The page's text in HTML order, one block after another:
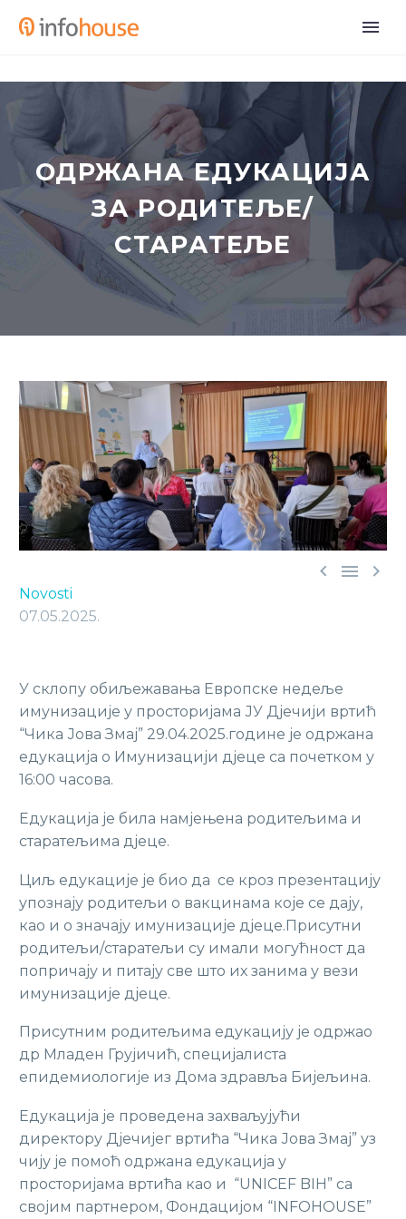
ОДРЖАНА ЕДУКАЦИЈА
ЗА РОДИТЕЉЕ/
СТАРАТЕЉЕ
  
Novosti
07.05.2025.
У склопу обиљежавања Европске недеље
имунизације у просторијама ЈУ Дјечији вртић
“Чика Јова Змај” 29.04.2025.године је одржана
едукација о Имунизацији дјеце са почетком у
16:00 часова.
Едукација је била намјењена родитељима и
старатељима дјеце.
Циљ едукације је био да се кроз презентацију
упознају родитељи о вакцинама које се дају,
као и о значају имунизације дјеце.Присутни
родитељи/старатељи су имали могућност да
попричају и питају све што их занима у вези
имунизације дјеце.
Присутним родитељима едукацију је одржао
др Младен Грујичић, специјалиста
епидемиологије из Дома здравља Бијељина.
Едукација је проведена захваљујући
директору Дјечијег вртића “Чика Јова Змај” уз
чију је помоћ одржана едукација у
просторијама вртића као и “UNICEF BIH” са
својим партнером, Фондацијом “INFOHOUSE”